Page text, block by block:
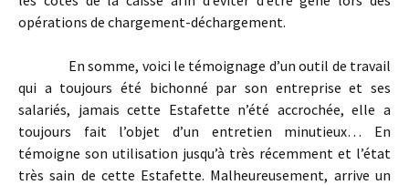
opérations de chargement-déchargement.
En somme, voici le témoignage d’un outil de travail
qui a toujours été bichonné par son entreprise et ses
salariés, jamais cette Estafette n’été accrochée, elle a
toujours fait l’objet d’un entretien minutieux… En
témoigne son utilisation jusqu’à très récemment et l’état
très sain de cette Estafette. Malheureusement, arrive un